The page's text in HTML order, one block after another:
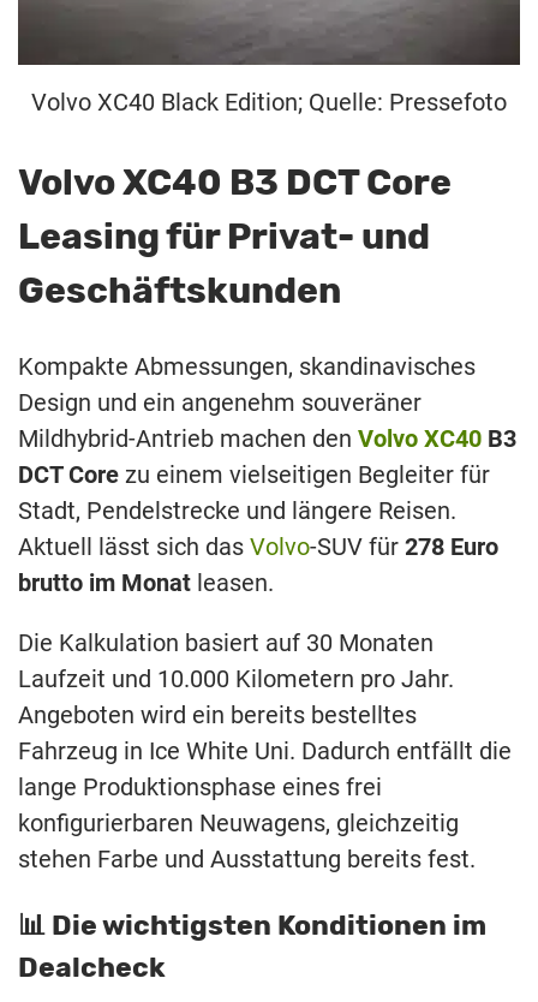
Volvo XC40 Black Edition; Quelle: Pressefoto
Volvo XC40 B3 DCT Core
Leasing für Privat- und
Geschäftskunden
Kompakte Abmessungen, skandinavisches
Design und ein angenehm souveräner
Mildhybrid-Antrieb machen den Volvo XC40 B3
DCT Core zu einem vielseitigen Begleiter für
Stadt, Pendelstrecke und längere Reisen.
Aktuell lässt sich das Volvo-SUV für 278 Euro
brutto im Monat leasen.
Die Kalkulation basiert auf 30 Monaten
Laufzeit und 10.000 Kilometern pro Jahr.
Angeboten wird ein bereits bestelltes
Fahrzeug in Ice White Uni. Dadurch entfällt die
lange Produktionsphase eines frei
konfigurierbaren Neuwagens, gleichzeitig
stehen Farbe und Ausstattung bereits fest.
📊 Die wichtigsten Konditionen im
Dealcheck